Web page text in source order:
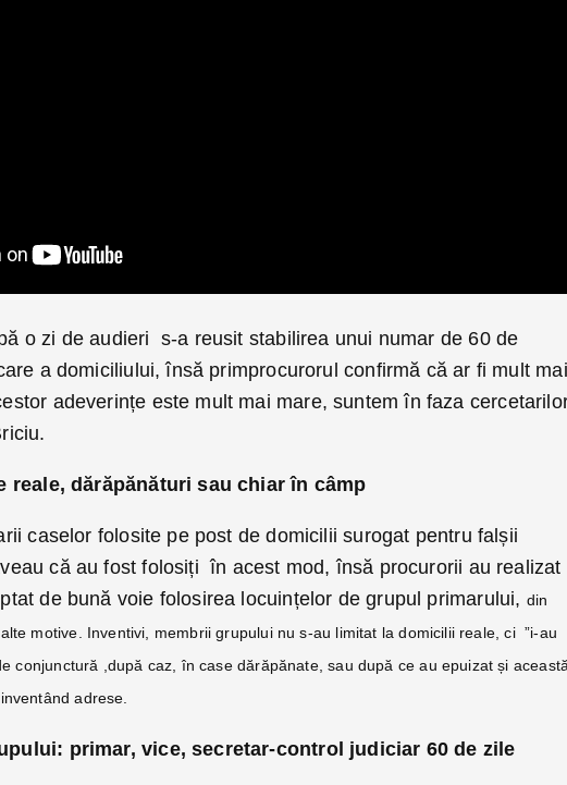
o zi de audieri s-a reusit stabilirea unui numar de 60 de
a domiciliului, însă primprocurorul confirmă că ar fi mult mai
adeverințe este mult mai mare, suntem în faza
reale, dărăpănături sau chiar în câmp
caselor folosite pe post de domicilii surogat pentru falșii
că au fost folosiți în acest mod, însă procurorii au realizat
de bună voie folosirea locuințelor de grupul primarului, din
motive. Inventivi, membrii grupului nu s-au limitat la domicilii reale, ci ”i-au
conjunctură ,după caz, în case dărăpănate, sau după ce au epuizat și
adrese.
primar, vice, secretar-control judiciar 60 de zile